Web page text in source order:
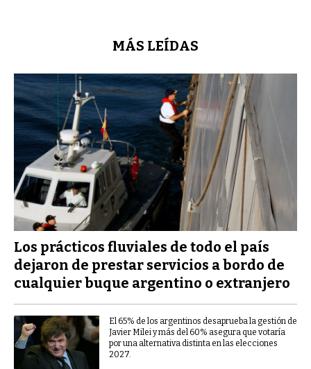
MÁS LEÍDAS
Los prácticos fluviales de todo el país
dejaron de prestar servicios a bordo de
cualquier buque argentino o extranjero
El 65% de los argentinos desaprueba la gestión de
Javier Milei y más del 60% asegura que votaría
por una alternativa distinta en las elecciones
2027.